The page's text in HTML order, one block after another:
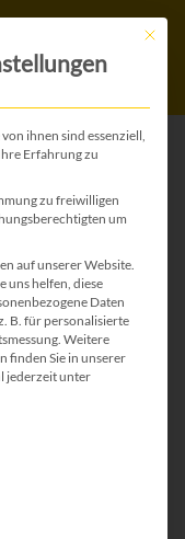
Mit
ihnen sind essenziell,
Erfahrung zu
zu freiwilligen
um
auf unserer Website.
uns helfen, diese
Daten
B. für personalisierte
Weitere
finden Sie in unserer
jederzeit unter
Gruppen, für die